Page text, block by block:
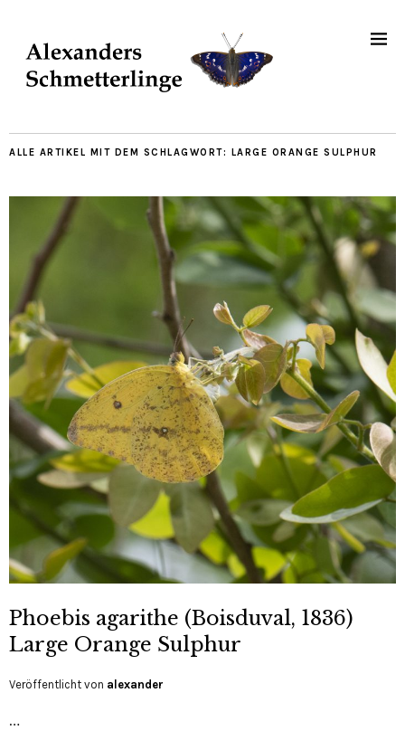
ALLE ARTIKEL MIT DEM SCHLAGWORT: LARGE ORANGE SULPHUR
Phoebis agarithe (Boisduval, 1836)
Large Orange Sulphur
Veröffentlicht von alexander
…